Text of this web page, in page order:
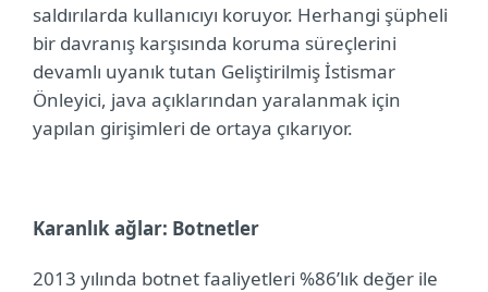
saldırılarda kullanıcıyı koruyor. Herhangi şüpheli
bir davranış karşısında koruma süreçlerini
devamlı uyanık tutan Geliştirilmiş İstismar
Önleyici, java açıklarından yaralanmak için
yapılan girişimleri de ortaya çıkarıyor.
Karanlık ağlar: Botnetler
2013 yılında botnet faaliyetleri %86’lık değer ile